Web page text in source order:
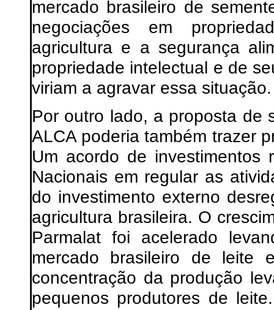
mercado brasileiro de
negociações em
agricultura e a segurança
propriedade intelectual e de
viriam a agravar essa situação.
Por outro lado, a proposta de
ALCA poderia também trazer
Um acordo de investimentos
Nacionais em regular as
do investimento externo
agricultura brasileira. O
Parmalat foi acelerado
mercado brasileiro de leite
concentração da produção
pequenos produtores de